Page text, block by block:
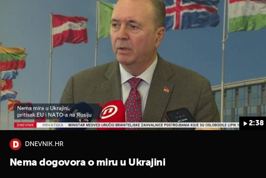
2:38
DNEVNIK.HR
Nema dogovora o miru u Ukrajini